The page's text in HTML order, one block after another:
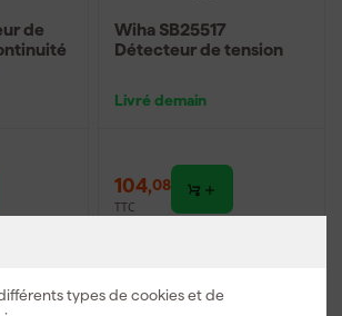
types de cookies et de
Livraison gratuite à partir de 50 €
de
Wiha SB25517
Détecteur de tension
Livré demain
104,08
TTC